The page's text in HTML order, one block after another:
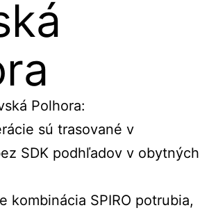
Polhora:
sú trasované v
SDK podhľadov v obytných
kombinácia SPIRO potrubia,